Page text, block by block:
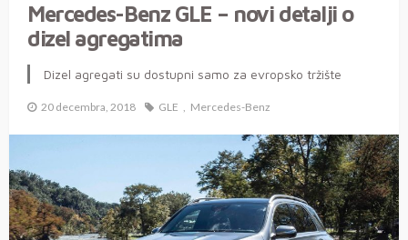
Mercedes-Benz GLE – novi detalji o
dizel agregatima
Dizel agregati su dostupni samo za evropsko tržište
20 decembra, 2018 GLE Mercedes-Benz